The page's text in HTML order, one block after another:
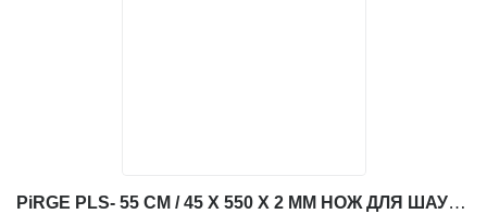
PiRGE PLS- 55 СМ / 45 X 550 X 2 MM НОЖ ДЛЯ ШАУРМЫ